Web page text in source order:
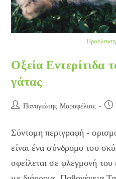
Οξεία Εντερίτιδα
γάτας
Post Παναγιώτης Μαραφέλιας
Post
Σύντομη περιγραφή -
είναι ένα σύνδρομο του
οφείλεται σε φλεγμονή του